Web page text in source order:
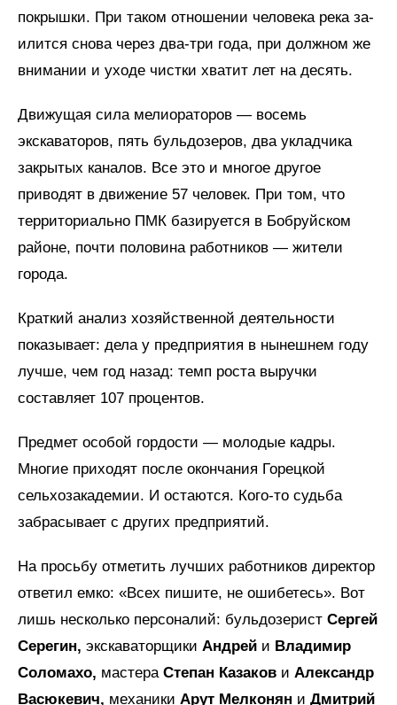
покрышки. При таком отношении человека река за­
илится снова через два-три года, при должном же
внимании и уходе чистки хватит лет на десять.
Движущая сила мелиораторов — восемь
экскаваторов, пять бульдозеров, два укладчика
закрытых каналов. Все это и многое другое
приводят в движение 57 человек. При том, что
территориально ПМК базируется в Бобруйском
районе, почти половина работников — жители
города.
Краткий анализ хозяйственной деятельности
показывает: дела у предприятия в нынешнем году
лучше, чем год назад: темп роста выручки
составляет 107 процентов.
Предмет особой гордости — молодые кадры.
Многие приходят после окончания Горецкой
сельхозакадемии. И остаются. Кого-то судьба
забрасывает с других предприятий.
На просьбу отметить лучших работников директор
ответил емко: «Всех пишите, не ошибетесь». Вот
лишь несколько персоналий: бульдозерист Сергей
Серегин, экскаваторщики Андрей и Владимир
Соломахо, мастера Степан Казаков и Александр
Васюкевич, механики Арут Мелконян и Дмитрий